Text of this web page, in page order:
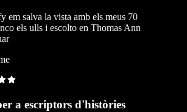
em salva la vista amb els meus 70
els ulls i escolto en Thomas Ann
a escriptors d'històries